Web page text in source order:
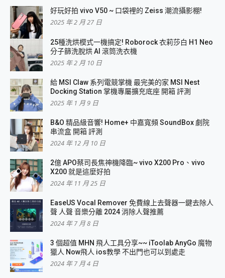
好玩好拍 vivo V50 ~ 口袋裡的 Zeiss 潮流攝影棚!
2025 年 2 月 27 日
25種洗烘模式一機搞定! Roborock 衣莉莎白 H1 Neo
分子篩洗脫烘 AI 滾筒洗衣機
2025 年 2 月 10 日
給 MSI Claw 系列電競掌機 最完美的家 MSI Nest
Docking Station 掌機專屬擴充底座 開箱 評測
2025 年 1 月 9 日
B&O 精品級音響! Home+ 中嘉寬頻 SoundBox 劇院
串流盒 開箱 評測
2024 年 12 月 10 日
2億 APO蔡司長焦神機降臨~ vivo X200 Pro、vivo
X200 就是這麼好拍
2024 年 11 月 25 日
EaseUS Vocal Remover 免費線上去聲器一鍵去除人
聲 人聲 音樂分離 2024 消除人聲推薦
2024 年 7 月 8 日
3 個超值 MHN 飛人工具分享~~ iToolab AnyGo 魔物
獵人 Now飛人 ios教學 不出門也可以到處走
2024 年 7 月 4 日